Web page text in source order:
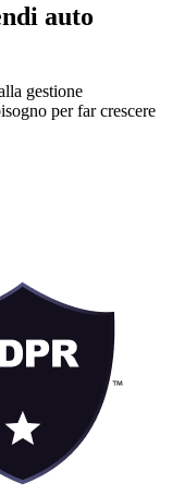
auto
gestione
per far crescere